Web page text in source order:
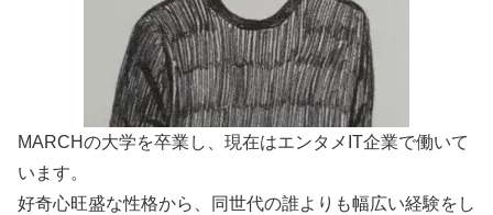
MARCHの大学を卒業し、現在はエンタメIT企業で働いて
います。
好奇心旺盛な性格から、同世代の誰よりも幅広い経験をし